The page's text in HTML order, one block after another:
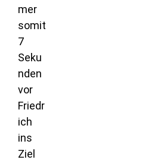
mer
somit
7
Seku
nden
vor
Friedr
ich
ins
Ziel